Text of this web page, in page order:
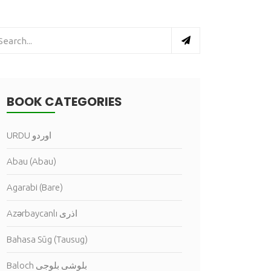
BOOK CATEGORIES
URDU اوردو
Abau (Abau)
Agarabi (Bare)
Azərbaycanlı اذرى
Bahasa Sūg (Tausug)
Baloch بلوشى بلوجى